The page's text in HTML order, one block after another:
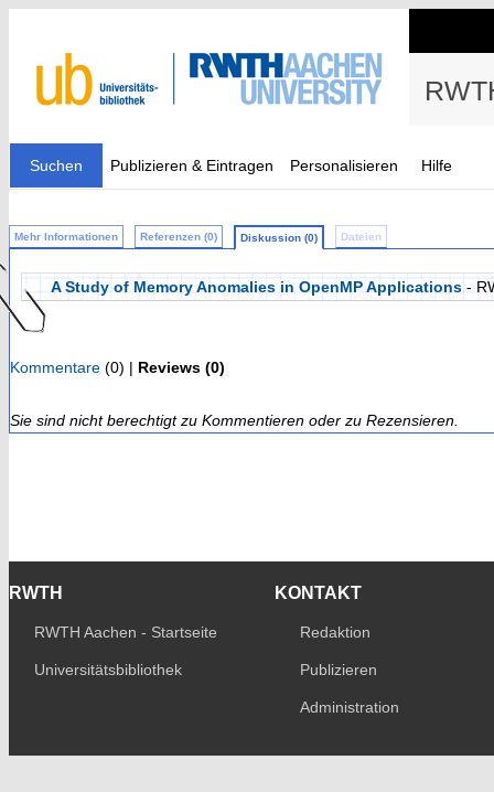
Suchen Publizieren & Eintragen Personalisieren Hilfe
Mehr Informationen Referenzen (0) Diskussion (0) Dateien
A Study of Memory Anomalies in OpenMP Applications -
Kommentare (0) | Reviews (0)
Sie sind nicht berechtigt zu Kommentieren oder zu Rezensieren.
RWTH
RWTH Aachen - Startseite
Universitätsbibliothek
KONTAKT
Redaktion
Publizieren
Administration